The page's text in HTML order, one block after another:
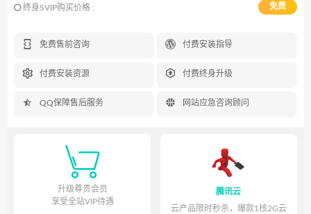
终身SVIP购买价格 : 免费
 免费售前咨询  付费安装指导
 付费安装资源  付费终身升级
 QQ保障售后服务  网站应急咨询顾问

升级尊贵会员
享受全站VIP待遇
腾讯云
云产品限时秒杀，爆款1核2G云